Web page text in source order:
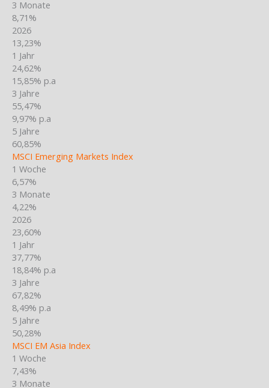
3 Monate
8,71%
2026
13,23%
1 Jahr
24,62%
15,85% p.a
3 Jahre
55,47%
9,97% p.a
5 Jahre
60,85%
MSCI Emerging Markets Index
1 Woche
6,57%
3 Monate
4,22%
2026
23,60%
1 Jahr
37,77%
18,84% p.a
3 Jahre
67,82%
8,49% p.a
5 Jahre
50,28%
MSCI EM Asia Index
1 Woche
7,43%
3 Monate